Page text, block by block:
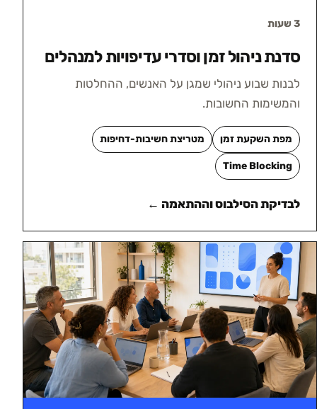
3 שעות
סדנת ניהול זמן וסדרי עדיפויות למנהלים
לבנות שבוע ניהולי שמגן על האנשים, ההחלטות
והמשימות החשובות.
מפת השקעת זמן מטריצת חשיבות-דחיפות
Time Blocking
לבדיקת הסילבוס וההתאמה ←